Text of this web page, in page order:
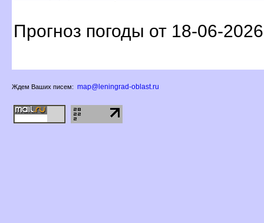
Прогноз погоды от 18-06-
Ждем Ваших писем: map@leningrad-oblast.ru